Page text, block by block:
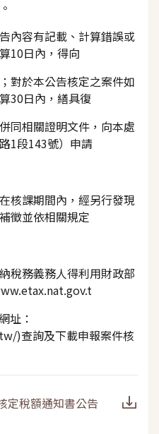
內容有記載、計算錯誤或
10日內，得向
於本公告核定之案件如
30日內，繕具復
相關證明文件，向本處
1段143號）申請
核課期間內，經另行發現
徵並依相關規定
稅務義務人得利用財政部
：
)查詢及下載申報案件核
定稅額通知書公告